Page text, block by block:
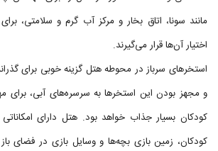
مانند سونا، اتاق بخار و مرکز آب گرم و سلامتی،
اختیار آن‌ها قرار می‌گیرند.
استخر‌های سرباز در محوطه هتل گزینه خوبی برای
و مجهز بودن این استخرها به سرسره‌های آبی،
کودکان بسیار جذاب خواهد بود. هتل دارای
کودکان، زمین بازی بچه‌ها و وسایل بازی در